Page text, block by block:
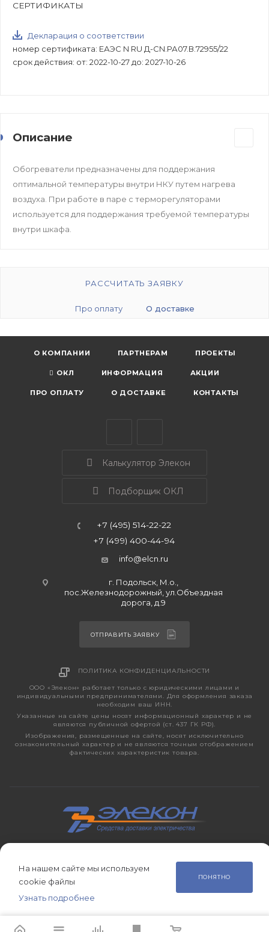
СЕРТИФИКАТЫ
Декларация о соответствии
номер сертификата: ЕАЭС N RU Д-CN.РА07.В.72955/22
срок действия: от: 2022-10-27 до: 2027-10-26
Описание
Обогреватели предназначены для поддержания
оптимальной температуры внутри НКУ путем нагрева
воздуха. При работе в паре с терморегуляторами
используется для поддержания требуемой температуры
внутри шкафа.
РАССЧИТАТЬ ЗАЯВКУ
Про оплату О доставке
О КОМПАНИИ ПАРТНЕРАМ ПРОЕКТЫ
ОКЛ ИНФОРМАЦИЯ АКЦИИ
ПРО ОПЛАТУ О ДОСТАВКЕ КОНТАКТЫ
Калькулятор Элекон
Подборщик ОКЛ
+7 (495) 514-22-22
+7 (499) 400-44-94
info@elcn.ru
г. Подольск, М.о.,
пос.Железнодорожный, ул.Объездная
дорога, д.9
ОТПРАВИТЬ ЗАЯВКУ
ПОЛИТИКА КОНФИДЕНЦИАЛЬНОСТИ
ООО «Элекон» работает только с юридическими лицами и
индивидуальными предпринимателями. Для оформления заказа
необходим ваш ИНН.
Указанные на сайте цены носят информационный характер и не
являются публичной офертой (ст. 437 ГК РФ).
Изображения, размещенные на сайте, носят исключительно
ознакомительный характер и не являются точным отображением
фактических характеристик товара.
электротехническая продукция, светотехника с 1998 года.
На нашем сайте мы используем
cookie файлы
Узнать подробнее
ПОНЯТНО